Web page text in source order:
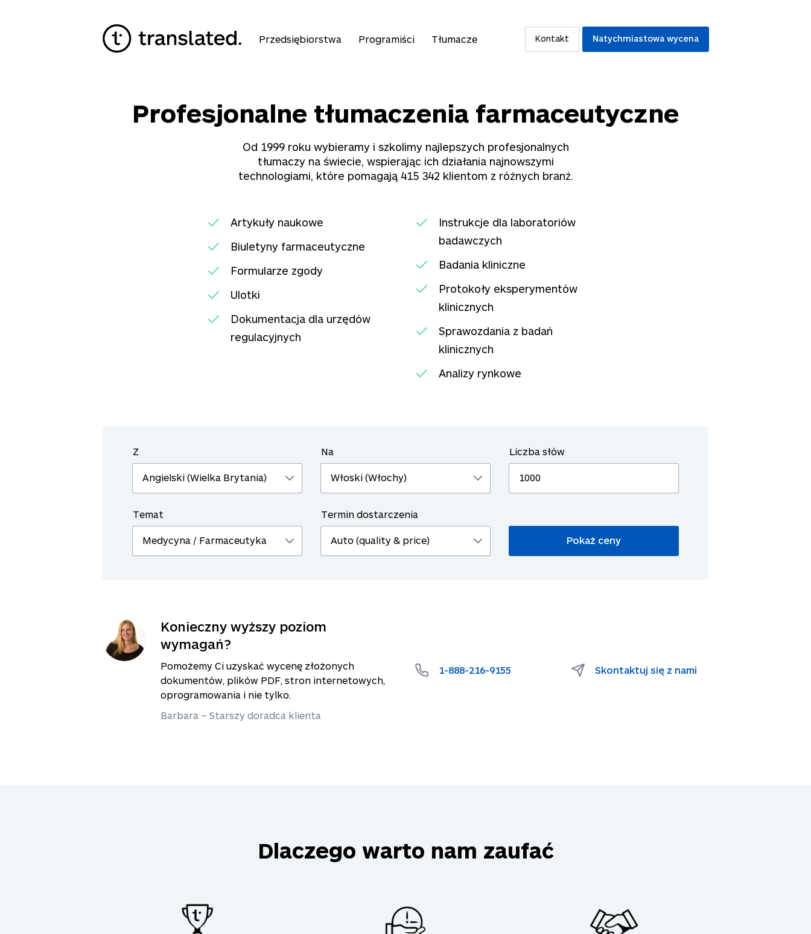
Przedsiębiorstwa Programiści Tłumacze Kontakt Natychmiastowa wycena
Profesjonalne tłumaczenia farmaceutyczne
Od 1999 roku wybieramy i szkolimy najlepszych profesjonalnych
tłumaczy na świecie, wspierając ich działania najnowszymi
technologiami, które pomagają 415 342 klientom z różnych branż.
Artykuły naukowe
Biuletyny farmaceutyczne
Formularze zgody
Ulotki
Dokumentacja dla urzędów
regulacyjnych
Instrukcje dla laboratoriów
badawczych
Badania kliniczne
Protokoły eksperymentów
klinicznych
Sprawozdania z badań
klinicznych
Analizy rynkowe
Z Na Liczba słów
Temat Termin dostarczenia
Konieczny wyższy poziom
wymagań?
Pomożemy Ci uzyskać wycenę złożonych
dokumentów, plików PDF, stron internetowych,
oprogramowania i nie tylko.
Barbara – Starszy doradca klienta
1-888-216-9155 Skontaktuj się z nami
Dlaczego warto nam zaufać